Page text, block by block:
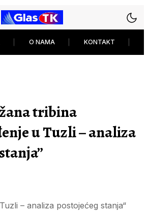
O NAMA KONTAKT
tribina
u Tuzli – analiza
– analiza postojećeg stanja“